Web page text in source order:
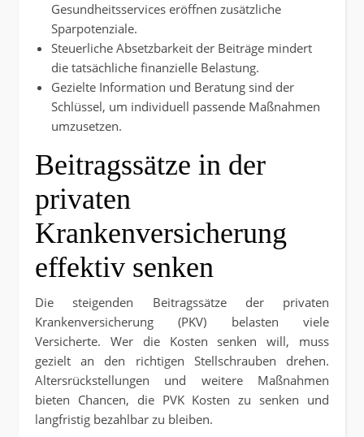
Gesundheitsservices eröffnen zusätzliche
Sparpotenziale.
Steuerliche Absetzbarkeit der Beiträge mindert
die tatsächliche finanzielle Belastung.
Gezielte Information und Beratung sind der
Schlüssel, um individuell passende Maßnahmen
umzusetzen.
Beitragssätze in der
privaten
Krankenversicherung
effektiv senken
Die steigenden Beitragssätze der privaten
Krankenversicherung (PKV) belasten viele
Versicherte. Wer die Kosten senken will, muss
gezielt an den richtigen Stellschrauben drehen.
Altersrückstellungen und weitere Maßnahmen
bieten Chancen, die PVK Kosten zu senken und
langfristig bezahlbar zu bleiben.